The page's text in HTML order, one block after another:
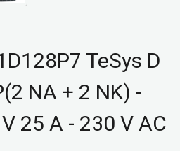
TeSys D
NA + 2 NK) -
25 A - 230 V AC